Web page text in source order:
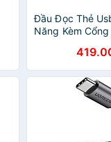
Đầu Đọc Thẻ
Năng Kèm
hãng